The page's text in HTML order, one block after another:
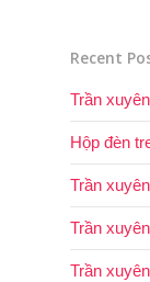
Recent
Trần
Hộp đèn
Trần
Trần
Trần